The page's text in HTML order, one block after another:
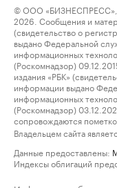
© ООО
2026. Сообщения и
(свидетельство о
выдано Федеральной
информационных
(Роскомнадзор)
издания «РБК»
информации выдано
информационных
(Роскомнадзор)
сопровождаются
Владельцем сайта
Данные предоставлены:
Индексы облигаций